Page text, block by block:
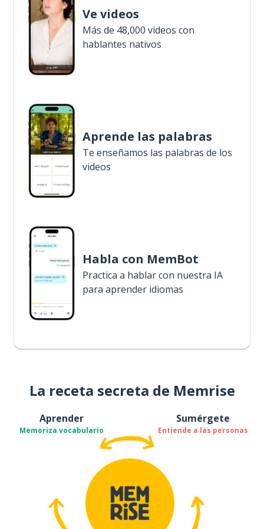
Ve videos
Más de 48,000 videos con
hablantes nativos
Aprende las palabras
Te enseñamos las palabras de los
videos
Habla con MemBot
Practica a hablar con nuestra IA
para aprender idiomas
La receta secreta de Memrise
Aprender
Memoriza vocabulario
Sumérgete
Entiende a las personas